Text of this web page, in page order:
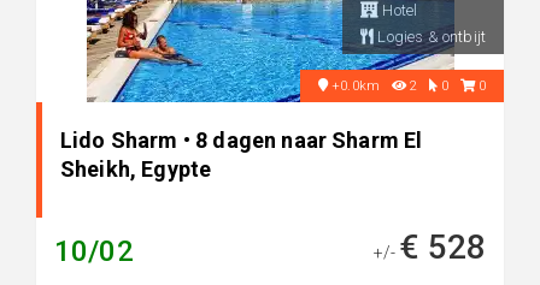
Hotel
Logies & ontbijt
+0.0km 2 0 0
Lido Sharm • 8 dagen naar Sharm El
Sheikh, Egypte
10/02 +/- € 528